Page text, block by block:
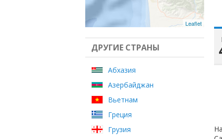
Leaflet
ДРУГИЕ СТРАНЫ
Абхазия
Азербайджан
Вьетнам
Греция
Грузия